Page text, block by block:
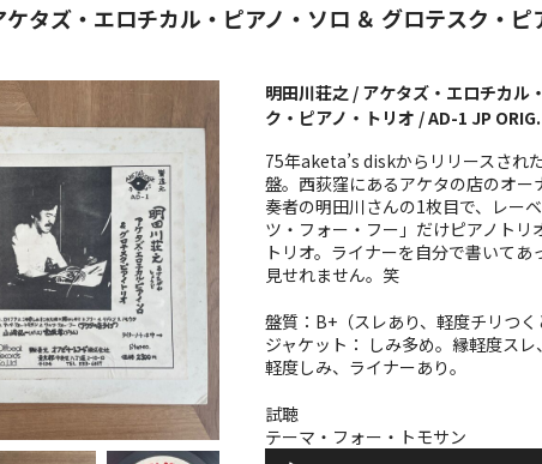
タズ・エロチカル・ピアノ・ソロ ＆ グロテスク・ピ
明田川荘之 / アケタズ・エロチカル
ク・ピアノ・トリオ / AD-1 JP
75年aketa’s diskからリリースされ
盤。西荻窪にあるアケタの店のオー
奏者の明田川さんの1枚目で、レー
ツ・フォー・フー」だけピアノトリ
トリオ。ライナーを自分で書いて
見せれません。笑
盤質：B+（スレあり、軽度チリつく
ジャケット： しみ多め。縁軽度ス
軽度しみ、ライナーあり。
試聴
テーマ・フォー・トモサン